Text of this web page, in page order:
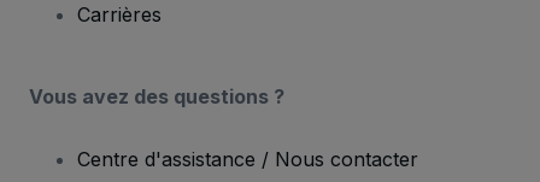
Carrières
Vous avez des questions ?
Centre d'assistance / Nous contacter